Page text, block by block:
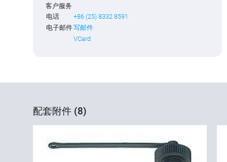
客户服务
电话
+86 (25) 8332 8591
电子邮件写邮件
VCard
配套附件 (8)